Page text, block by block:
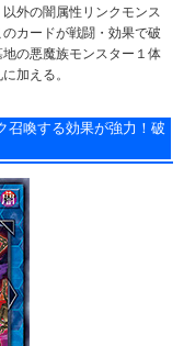
外の闇属性リンクモンス
カードが戦闘・効果で破
の悪魔族モンスター１体
加える。
召喚する効果が強力！破